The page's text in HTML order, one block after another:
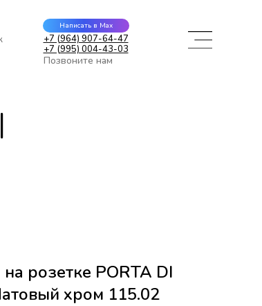
Позвоните нам
+7 (964) 907-64-47
+7 (995) 004-43-03
Написать в Max
розетке PORTA DI
хром 115.02